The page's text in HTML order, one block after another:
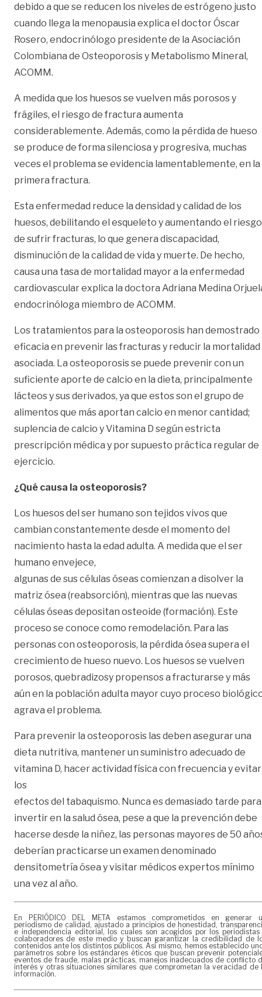
debido a que se reducen los niveles de estrógeno justo
cuando llega la menopausia explica el doctor Óscar
Rosero, endocrinólogo presidente de la Asociación
Colombiana de Osteoporosis y Metabolismo Mineral,
ACOMM.
A medida que los huesos se vuelven más porosos y
frágiles, el riesgo de fractura aumenta
considerablemente. Además, como la pérdida de hueso
se produce de forma silenciosa y progresiva, muchas
veces el problema se evidencia lamentablemente, en la
primera fractura.
Esta enfermedad reduce la densidad y calidad de los
huesos, debilitando el esqueleto y aumentando el riesgo
de sufrir fracturas, lo que genera discapacidad,
disminución de la calidad de vida y muerte. De hecho,
causa una tasa de mortalidad mayor a la enfermedad
cardiovascular explica la doctora Adriana Medina
endocrinóloga miembro de ACOMM.
Los tratamientos para la osteoporosis han demostrado
eficacia en prevenir las fracturas y reducir la mortalidad
asociada. La osteoporosis se puede prevenir con un
suficiente aporte de calcio en la dieta, principalmente
lácteos y sus derivados, ya que estos son el grupo de
alimentos que más aportan calcio en menor cantidad;
suplencia de calcio y Vitamina D según estricta
prescripción médica y por supuesto práctica regular de
ejercicio.
¿Qué causa la osteoporosis?
Los huesos del ser humano son tejidos vivos que
cambian constantemente desde el momento del
nacimiento hasta la edad adulta. A medida que el ser
humano envejece,
algunas de sus células óseas comienzan a disolver la
matriz ósea (reabsorción), mientras que las nuevas
células óseas depositan osteoide (formación). Este
proceso se conoce como remodelación. Para las
personas con osteoporosis, la pérdida ósea supera el
crecimiento de hueso nuevo. Los huesos se vuelven
porosos, quebradizosy propensos a fracturarse y más
aún en la población adulta mayor cuyo proceso
agrava el problema.
Para prevenir la osteoporosis las deben asegurar una
dieta nutritiva, mantener un suministro adecuado de
vitamina D, hacer actividad física con frecuencia y evitar
los
efectos del tabaquismo. Nunca es demasiado tarde para
invertir en la salud ósea, pese a que la prevención debe
hacerse desde la niñez, las personas mayores de 50
deberían practicarse un examen denominado
densitometría ósea y visitar médicos expertos mínimo
una vez al año.
En PERIÓDICO DEL META estamos comprometidos en generar
periodismo de calidad, ajustado a principios de honestidad,
e independencia editorial, los cuales son acogidos por los periodistas
colaboradores de este medio y buscan garantizar la credibilidad de
contenidos ante los distintos públicos. Así mismo, hemos establecido
parámetros sobre los estándares éticos que buscan prevenir
eventos de fraude, malas prácticas, manejos inadecuados de conflicto
interés y otras situaciones similares que comprometan la veracidad de
información.